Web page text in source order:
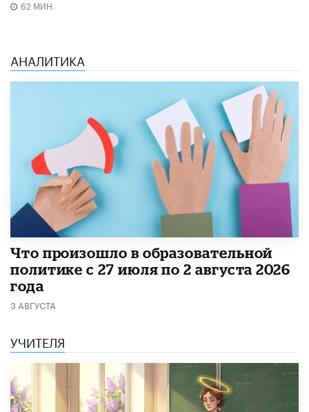
62 МИН.
АНАЛИТИКА
​Что произошло в образовательной
политике с 27 июля по 2 августа 2026
года
3 АВГУСТА
УЧИТЕЛЯ